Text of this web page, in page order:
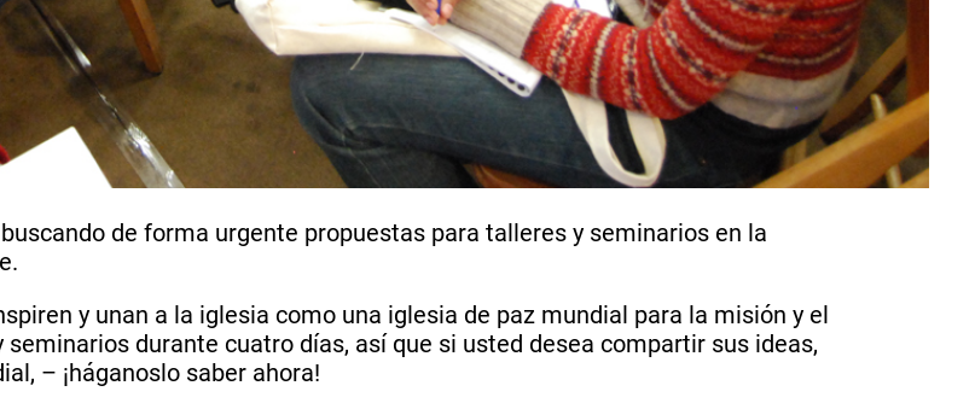
de forma urgente propuestas para talleres y seminarios en la
y unan a la iglesia como una iglesia de paz mundial para la misión y el
durante cuatro días, así que si usted desea compartir sus ideas,
– ¡háganoslo saber ahora!